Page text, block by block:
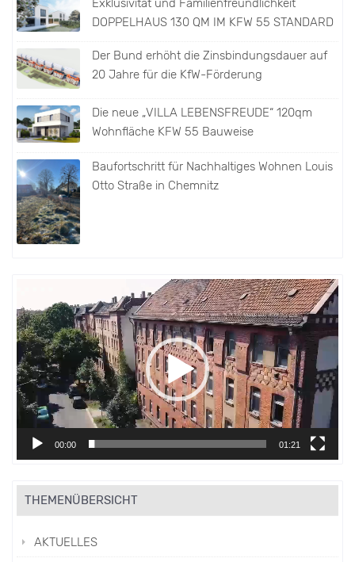
Exklusivität und Familienfreundlichkeit
DOPPELHAUS 130 QM IM KFW 55 STANDARD
Der Bund erhöht die Zinsbindungsdauer auf
20 Jahre für die KfW-Förderung
Die neue „VILLA LEBENSFREUDE“ 120qm
Wohnfläche KFW 55 Bauweise
Baufortschritt für Nachhaltiges Wohnen Louis
Otto Straße in Chemnitz
Player
00:00 01:21
THEMENÜBERSICHT
AKTUELLES